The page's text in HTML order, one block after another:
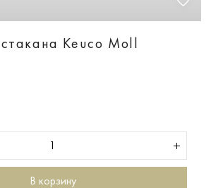
Keuco Moll
В корзину